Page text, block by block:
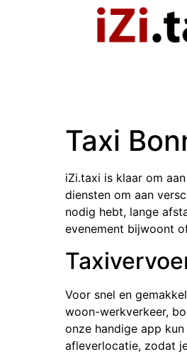
Taxi
iZi.taxi is klaar om
diensten om aan
nodig hebt, lange
evenement bijwoont
Voor snel en
woon-werkverkeer,
onze handige app
afleverlocatie, zodat